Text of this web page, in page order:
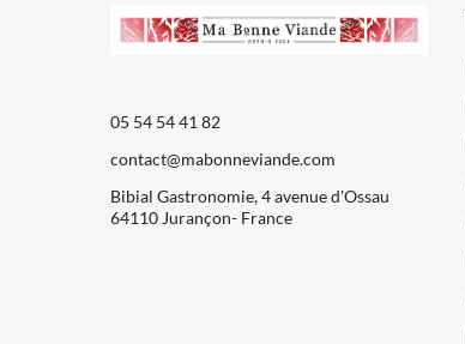
05 54 54 41 82
contact@mabonneviande.com
Bibial Gastronomie, 4 avenue d'Ossau
64110 Jurançon- France